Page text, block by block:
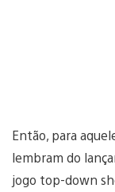
Então, para
lembram do
jogo top-down